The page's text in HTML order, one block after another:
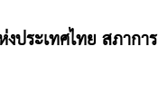
ประเทศไทย สภาการ